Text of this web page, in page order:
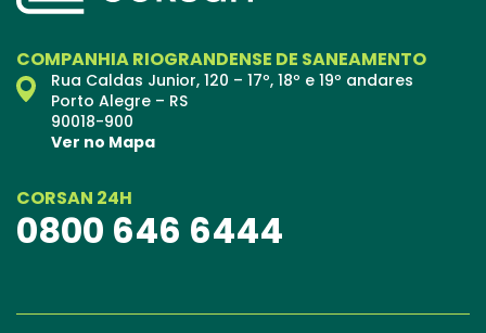
COMPANHIA RIOGRANDENSE DE SANEAMENTO
Rua Caldas Junior, 120 – 17º, 18º e 19º andares
Porto Alegre – RS
90018-900
Ver no Mapa
CORSAN 24H
0800 646 6444